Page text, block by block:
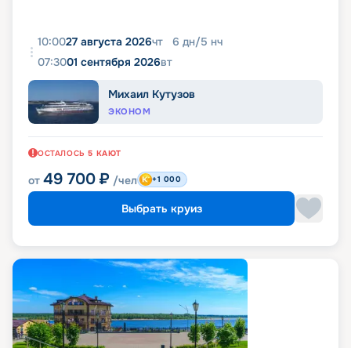
10:0027 августа 2026чт 6 дн/5 нч
07:3001 сентября 2026вт
Михаил Кутузов
ЭКОНОМ
ОСТАЛОСЬ 5 КАЮТ
от 49 700 ₽ /чел +1 000
Выбрать круиз